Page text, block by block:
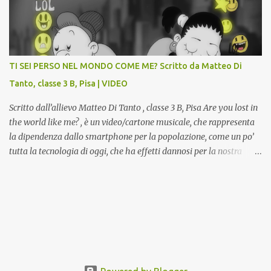
potranno studiare e riscoprire: i Gessi storici dell’ex-Istituto d’Arte,
attualmente musealizzati nella Gipsoteca della Biblioteca
Comunale "Peppino Impastato" di Cascina. Quadri, disegni,
progetti di arredamento e di mobili, intarsi ed intagli lignei
da allievi e studenti dell’Istituto d’Arte durante il...
TI SEI PERSO NEL MONDO COME ME? Scritto da Matteo Di
Tanto, classe 3 B, Pisa | VIDEO
Scritto dall’allievo Matteo Di Tanto , classe 3 B, Pisa Are you lost in
the world like me? , è un video/cartone musicale, che rappresenta
la dipendenza dallo smartphone per la popolazione, come un po’
tutta la tecnologia di oggi, che ha effetti dannosi per la nostra
valori umani, fatti di rapporti sociali, come amicizia, amore,